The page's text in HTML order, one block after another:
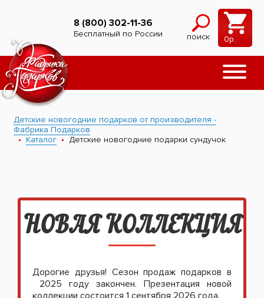
8 (800) 302-11-36
Бесплатный по России поиск 0р.
Детские новогодние подарков от производителя -
Фабрика Подарков
Каталог
Детские новогодние подарки сундучок
НОВАЯ КОЛЛЕКЦИЯ
Дорогие друзья! Сезон продаж подарков в
2025 году закончен. Презентация новой
коллекции состоится 1 сентября 2026 года.